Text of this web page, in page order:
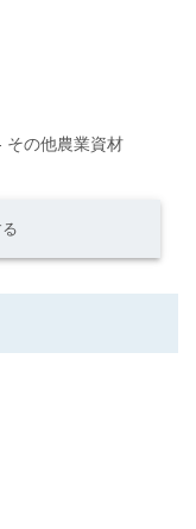
その他農業資材